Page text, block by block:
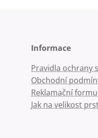
Informace
Pravidla ochrany
Obchodní
Reklamační
Jak na velikost